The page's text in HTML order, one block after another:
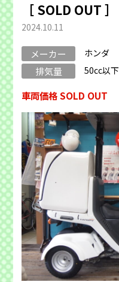
［ SOLD OUT ］
2024.10.11
メーカー ホンダ
排気量 50cc以下
車両価格 SOLD OUT